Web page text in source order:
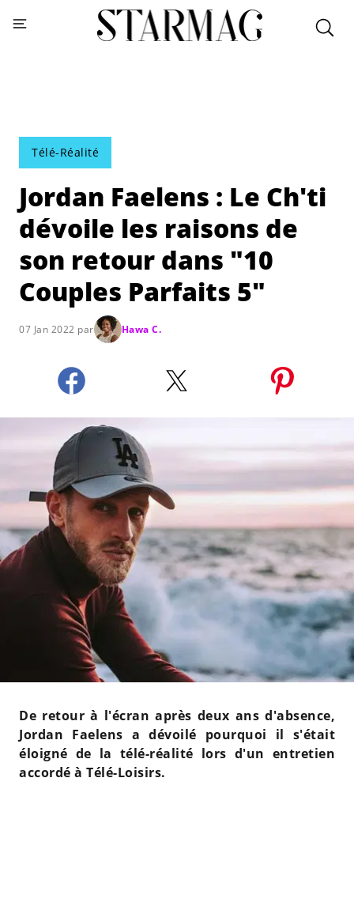
Télé-Réalité
Jordan Faelens : Le Ch'ti
dévoile les raisons de
son retour dans "10
Couples Parfaits 5"
07 Jan 2022 par Hawa C.
De retour à l'écran après deux ans d'absence,
Jordan Faelens a dévoilé pourquoi il s'était
éloigné de la télé-réalité lors d'un entretien
accordé à Télé-Loisirs.